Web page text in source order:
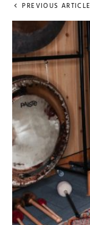
PREVIOUS ARTICLE